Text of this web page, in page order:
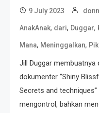
9 July 2023
AnakAnak, dari, Duggar,
Mana, Meninggalkan,
Jill Duggar membuatnya
dokumenter “Shiny
Secrets and
mengontrol, bahkan